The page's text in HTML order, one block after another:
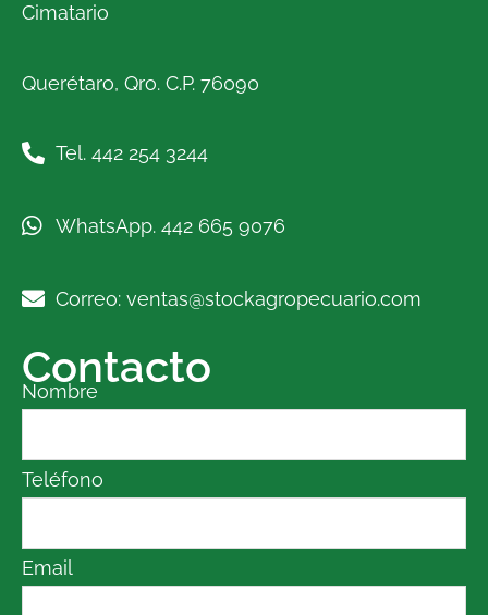
Cimatario
Querétaro, Qro. C.P. 76090
Tel. 442 254 3244
WhatsApp. 442 665 9076
Correo: ventas@stockagropecuario.com
Contacto
Nombre
Teléfono
Email